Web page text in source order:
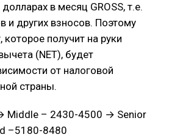
в месяц GROSS, т.е.
и других взносов. Поэтому
которое получит на руки
(NET), будет
от налоговой
страны.
Middle – 2430-4500 → Senior
–5180-8480